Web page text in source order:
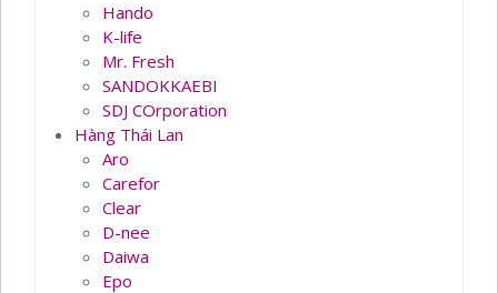
Hando
K-life
Mr. Fresh
SANDOKKAEBI
SDJ COrporation
Hàng Thái Lan
Aro
Carefor
Clear
D-nee
Daiwa
Epo